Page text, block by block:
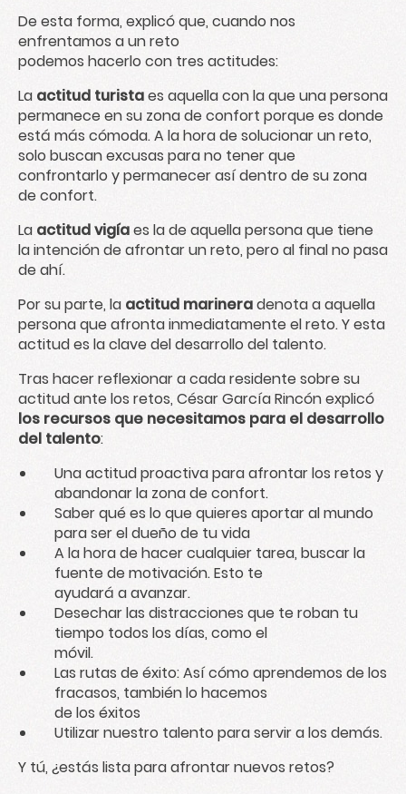
De esta forma, explicó que, cuando nos
enfrentamos a un reto
podemos hacerlo con tres actitudes:
La actitud turistaes aquella con la que una persona
permanece en su zona de confort porque es donde
está más cómoda. A la hora de solucionar un reto,
solo buscan excusas para no tener que
confrontarlo y permanecer así dentro de su zona
de confort.
La actitud vigíaes la de aquella persona que tiene
la intención de afrontar un reto, pero al final no pasa
de ahí.
Por su parte, la actitud marineradenota a aquella
persona que afronta inmediatamente el reto. Y esta
actitud es la clave del desarrollo del talento.
Tras hacer reflexionar a cada residente sobre su
actitud ante los retos, César García Rincón explicó
los recursos que necesitamos para el desarrollo
del talento:
Una actitud proactiva para afrontar los retos y
abandonar la zona de confort.
Saber qué es lo que quieres aportar al mundo
para ser el dueño de tu vida
A la hora de hacer cualquier tarea, buscar la
fuente de motivación. Esto te
ayudará a avanzar.
Desechar las distracciones que te roban tu
tiempo todos los días, como el
móvil.
Las rutas de éxito: Así cómo aprendemos de los
fracasos, también lo hacemos
de los éxitos
Utilizar nuestro talento para servir a los demás.
Y tú, ¿estás lista para afrontar nuevos retos?